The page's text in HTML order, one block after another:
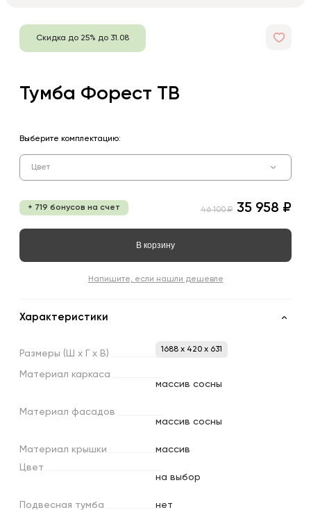
Скидка до 25% до 31.08
Тумба Форест ТВ
Выберите комплектацию:
Цвет
+ 719 бонусов на счет 46 100 ₽ 35 958 ₽
В корзину
Напишите, если нашли дешевле
Характеристики
Размеры (Ш х х В) 1688 x 420 x 631
Материал каркаса
массив сосны
Материал фасадов
массив сосны
Материал крышки
массив
Цвет
на выбор
Подвесная тумба
нет